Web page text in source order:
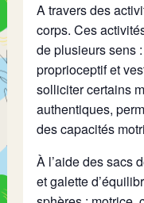
A travers des
corps. Ces
de plusieurs sens
proprioceptif et
solliciter certains
authentiques,
des capacités
À l’aide des sacs
et galette